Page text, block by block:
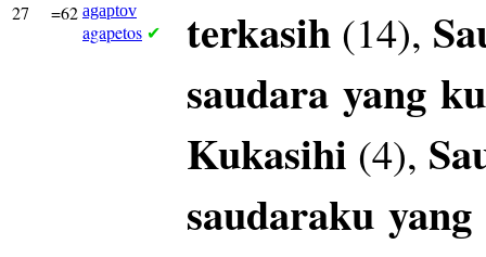
27 =62 agaptov
agapetos ✔ terkasih (14),
saudara yang
Kukasihi (4),
saudaraku yang